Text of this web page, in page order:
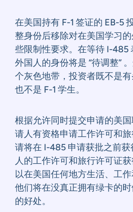
在美国持有 F-1 签证的 EB-5
整身份后移除对在美国学习
些限制性要求。在等待 I-485
外国人的身份将是 “待调整”
个灰色地带，投资者既不是有
也不是 F-1 学生。
根据允许同时提交申请的美
请人有资格申请工作许可和
请将在 I-485 申请获批之前
人的工作许可和旅行许可证
以在美国任何地方生活、工
他们将在没真正拥有绿卡的
的好处。